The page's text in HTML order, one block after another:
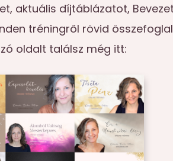
aktuális díjtáblázatot,
tréningről rövid
oldalt találsz még itt: